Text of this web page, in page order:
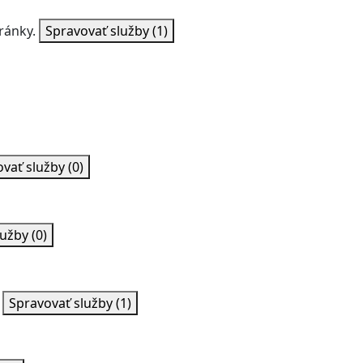
Spravovať služby(1)
služby(0)
(0)
Spravovať služby(1)